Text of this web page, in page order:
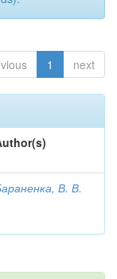
1 next
В. В.